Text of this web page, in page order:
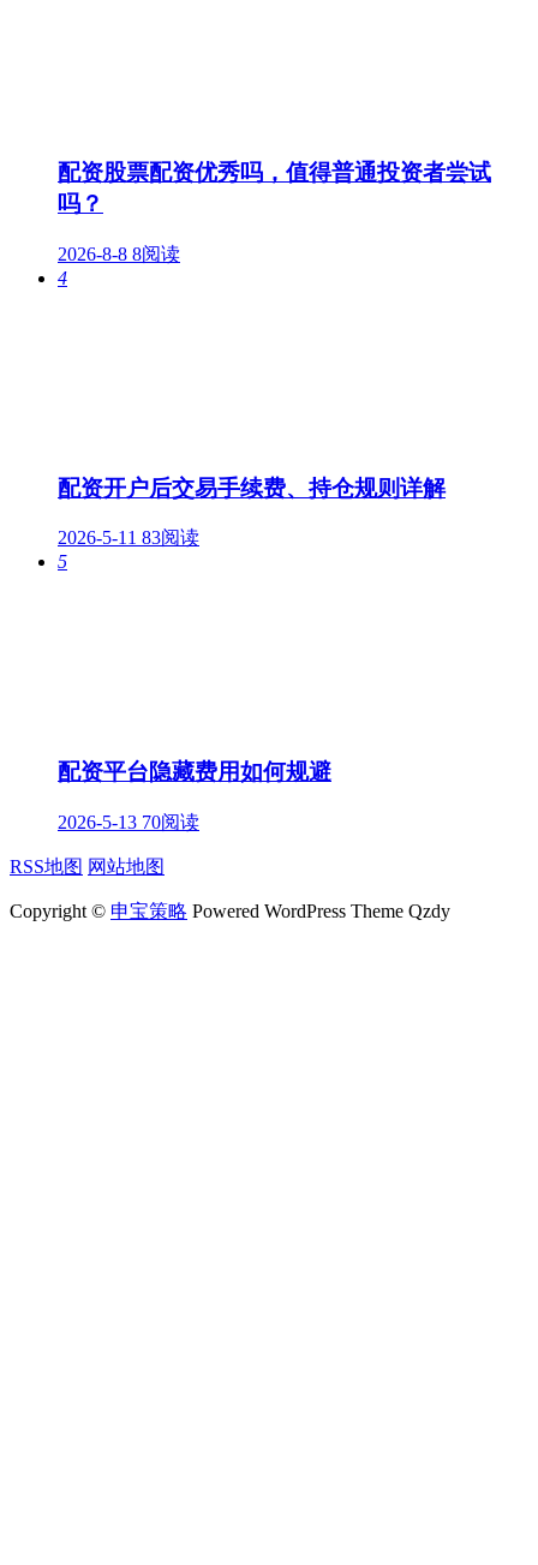
配资股票配资优秀吗，值得普通投资者尝试
吗？
2026-8-8 8阅读
4
配资开户后交易手续费、持仓规则详解
2026-5-11 83阅读
5
配资平台隐藏费用如何规避
2026-5-13 70阅读
RSS地图 网站地图
Copyright © 申宝策略 Powered WordPress Theme Qzdy